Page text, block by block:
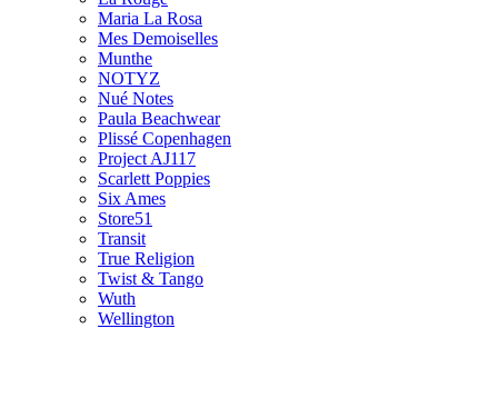
Maria La Rosa
Mes Demoiselles
Munthe
NOTYZ
Nué Notes
Paula Beachwear
Plissé Copenhagen
Project AJ117
Scarlett Poppies
Six Ames
Store51
Transit
True Religion
Twist & Tango
Wuth
Wellington